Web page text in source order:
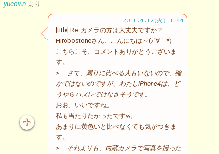
yucovin より
2011.4.12(火) 1:44
[title] Re: カメラの方は大丈夫ですか？
Hirobostoneさん、こんにちは～(ﾉ´∀｀*)
こちらこそ、コメントありがとうございま
す。
> さて、周りに比べる人もいないので、確
かではないのですが、わたしiPhone4は、ど
うやらハズレではなさそうです。
おお、いいですね。
私も当たりたかったですw。
あまりに黄色いと比べなくても気がつきま
す。
> それよりも、内蔵カメラで写真を撮った